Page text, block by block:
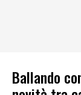
Ballando